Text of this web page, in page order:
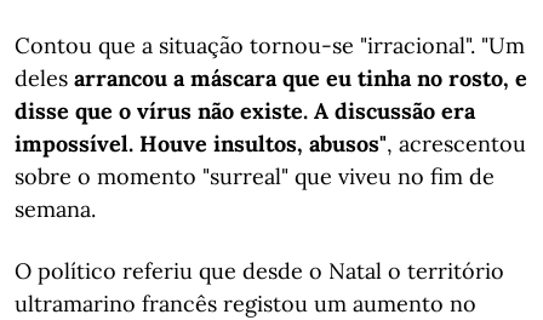
Contou que a situação tornou-se "irracional". "Um
deles arrancou a máscara que eu tinha no rosto, e
disse que o vírus não existe. A discussão era
impossível. Houve insultos, abusos", acrescentou
sobre o momento "surreal" que viveu no fim de
semana.
O político referiu que desde o Natal o território
ultramarino francês registou um aumento no